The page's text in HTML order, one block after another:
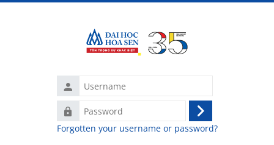
Username
Password
Log
in
Forgotten your username or password?